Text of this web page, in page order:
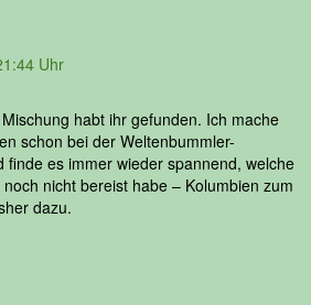
Uhr
habt ihr gefunden. Ich mache
schon bei der Weltenbummler-
finde es immer wieder spannend, welche
nicht bereist habe – Kolumbien zum
dazu.